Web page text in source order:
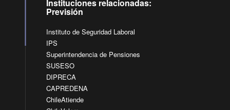
Instituciones relacionadas:
Previsión
Instituto de Seguridad Laboral
IPS
Superintendencia de Pensiones
SUSESO
DIPRECA
CAPREDENA
ChileAtiende